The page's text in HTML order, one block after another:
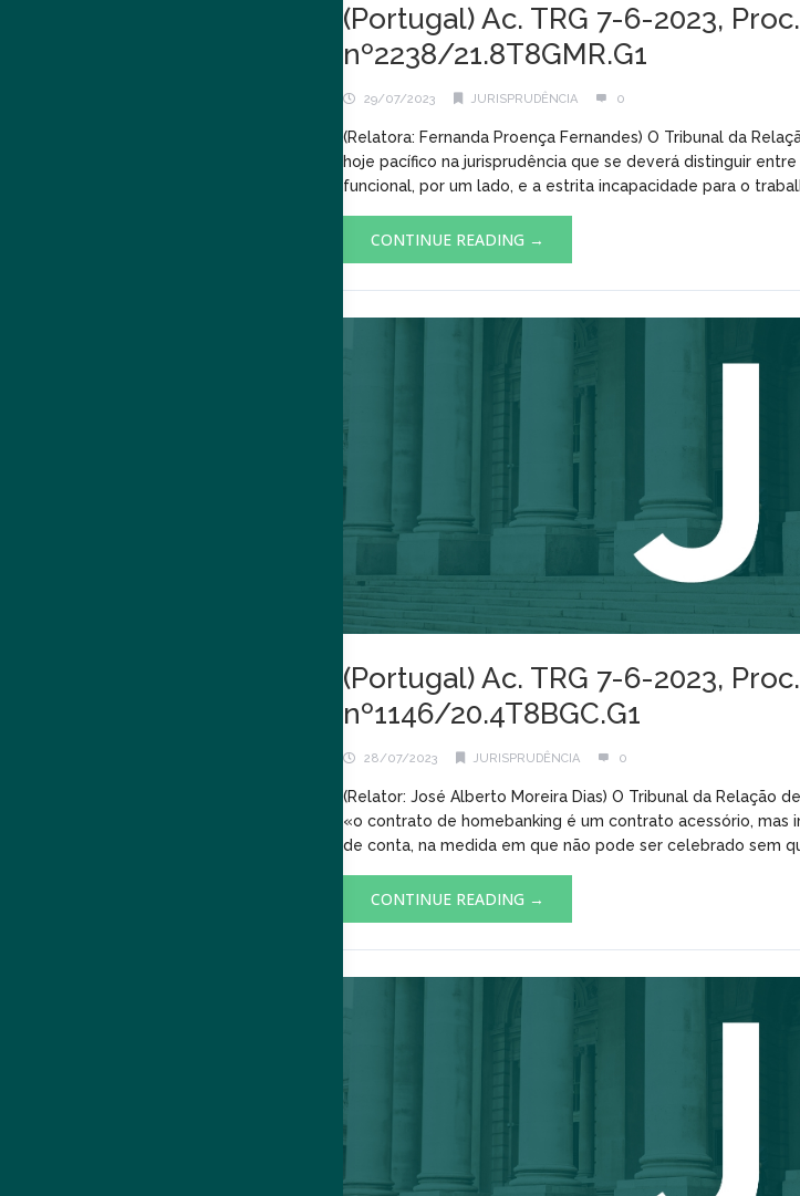
(Portugal) Ac. TRG 7-6-2023, Proc.
nº2238/21.8T8GMR.G1
29/07/2023 JURISPRUDÊNCIA 0
(Relatora: Fernanda Proença Fernandes) O Tribunal da
hoje pacífico na jurisprudência que se deverá distinguir
funcional, por um lado, e a estrita incapacidade para o
CONTINUE READING →
(Portugal) Ac. TRG 7-6-2023, Proc.
nº1146/20.4T8BGC.G1
28/07/2023 JURISPRUDÊNCIA 0
(Relator: José Alberto Moreira Dias) O Tribunal da Relação
«o contrato de homebanking é um contrato acessório,
de conta, na medida em que não pode ser celebrado sem
CONTINUE READING →